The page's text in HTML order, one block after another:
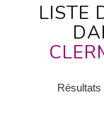
LISTE
Résultats